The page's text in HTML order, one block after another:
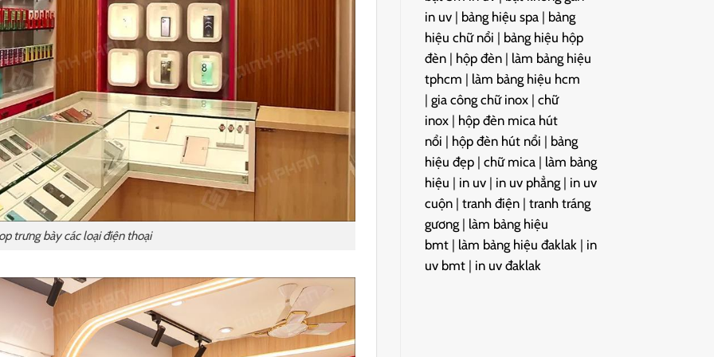
trưng bày các loại điện thoại
in uv| bảng hiệu spa| bảng
hiệu chữ nổi | bảng hiệu hộp
đèn| hộp đèn| làm bảng hiệu
tphcm | làm bảng hiệu hcm
| gia công chữ inox| chữ
inox| hộp đèn mica hút
nổi | hộp đèn hút nổi | bảng
hiệu đẹp| chữ mica| làm bảng
hiệu | in uv| in uv phẳng| in uv
cuộn| tranh điện| tranh tráng
gương| làm bảng hiệu
bmt| làm bảng hiệu đaklak | in
uv bmt| in uv đaklak